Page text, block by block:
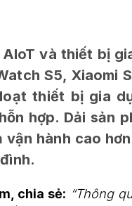
và thiết bị
S5, Xiaomi
thiết bị gia
hợp. Dải sản
hành cao
chia sẻ: “Thông